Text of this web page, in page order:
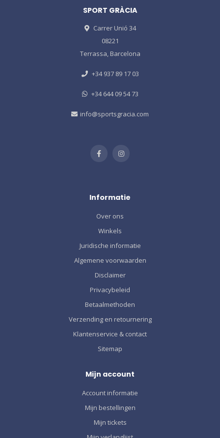
SPORT GRÀCIA
Carrer Unió 34
08221
Terrassa, Barcelona
+34 937 89 17 03
+34 644 09 54 73
info@sportsgracia.com
Informatie
Over ons
Winkels
Juridische informatie
Algemene voorwaarden
Disclaimer
Privacybeleid
Betaalmethoden
Verzending en retournering
Klantenservice & contact
Sitemap
Mijn account
Account informatie
Mijn bestellingen
Mijn tickets